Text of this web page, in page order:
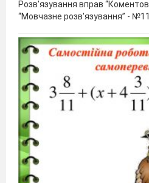
Розв'язування вправ
“Мовчазне розв'язування” -